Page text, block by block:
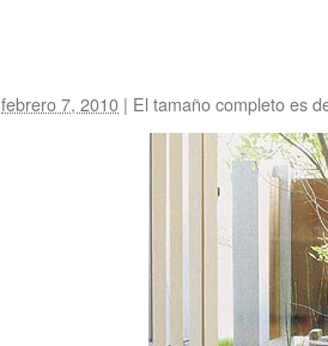
febrero 7, 2010 | El tamaño completo es